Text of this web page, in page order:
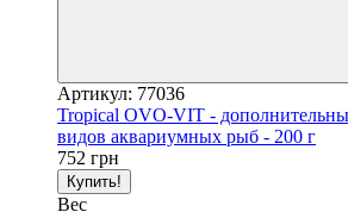
Артикул: 77036
Tropical OVO-VIT -
видов аквариумных рыб - 200 г
752 грн
Купить!
Вес